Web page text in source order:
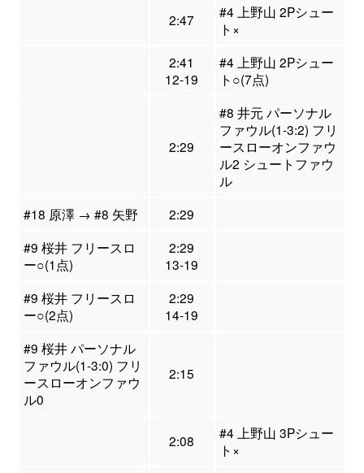
2:47
#4 上野山 2Pシュー
ト×
2:41
12-19
#4 上野山 2Pシュー
ト○(7点)
2:29
#8 井元 パーソナル
ファウル(1-3:2) フリ
ースローオンファウ
ル2 シュートファウ
ル
#18 原澤 → #8 矢野
2:29
#9 桜井 フリースロ
ー○(1点)
2:29
13-19
#9 桜井 フリースロ
ー○(2点)
2:29
14-19
#9 桜井 パーソナル
ファウル(1-3:0) フリ
ースローオンファウ
ル0
2:15
2:08
#4 上野山 3Pシュー
ト×